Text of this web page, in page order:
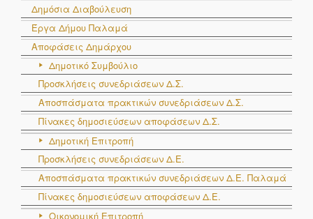
Δημόσια Διαβούλευση
Έργα Δήμου Παλαμά
Αποφάσεις Δημάρχου
Δημοτικό Συμβούλιο
Προσκλήσεις συνεδριάσεων Δ.Σ.
Αποσπάσματα πρακτικών συνεδριάσεων Δ.Σ.
Πίνακες δημοσιεύσεων αποφάσεων Δ.Σ.
Δημοτική Επιτροπή
Προσκλήσεις συνεδριάσεων Δ.Ε.
Αποσπάσματα πρακτικών συνεδριάσεων Δ.E. Παλαμά
Πίνακες δημοσιεύσεων αποφάσεων Δ.Ε.
Οικονομική Επιτροπή